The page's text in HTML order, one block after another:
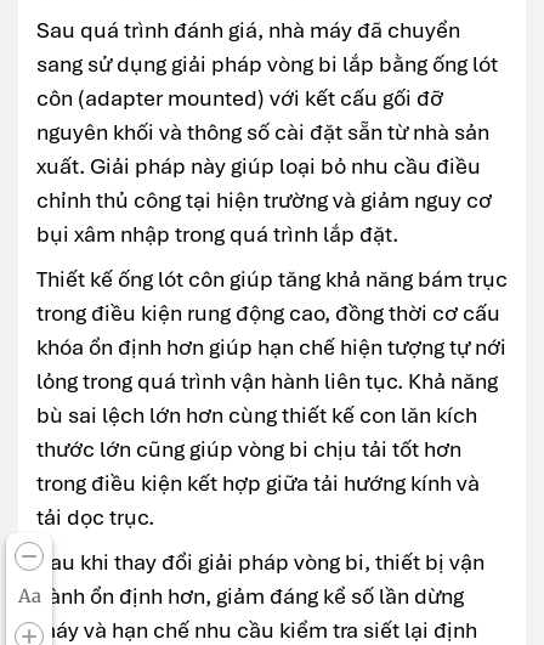
Aa
Sau quá trình đánh giá, nhà máy đã chuyển
sang sử dụng giải pháp vòng bi lắp bằng ống lót
côn (adapter mounted) với kết cấu gối đỡ
nguyên khối và thông số cài đặt sẵn từ nhà sản
xuất. Giải pháp này giúp loại bỏ nhu cầu điều
chỉnh thủ công tại hiện trường và giảm nguy cơ
bụi xâm nhập trong quá trình lắp đặt.
Thiết kế ống lót côn giúp tăng khả năng bám trục
trong điều kiện rung động cao, đồng thời cơ cấu
khóa ổn định hơn giúp hạn chế hiện tượng tự nới
lỏng trong quá trình vận hành liên tục. Khả năng
bù sai lệch lớn hơn cùng thiết kế con lăn kích
thước lớn cũng giúp vòng bi chịu tải tốt hơn
trong điều kiện kết hợp giữa tải hướng kính và
tải dọc trục.
Sau khi thay đổi giải pháp vòng bi, thiết bị vận
hành ổn định hơn, giảm đáng kể số lần dừng
máy và hạn chế nhu cầu kiểm tra siết lại định